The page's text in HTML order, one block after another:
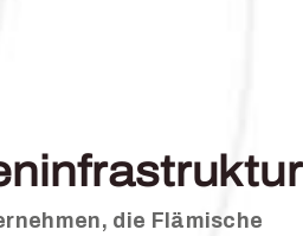
die Flämische